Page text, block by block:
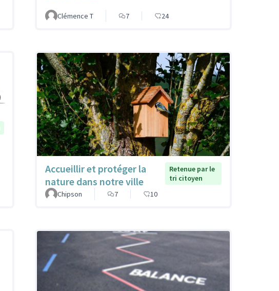
Clémence T 7 24
Accueillir et protéger la
nature dans notre ville
Retenue par le
tri citoyen
Chipson
7 10